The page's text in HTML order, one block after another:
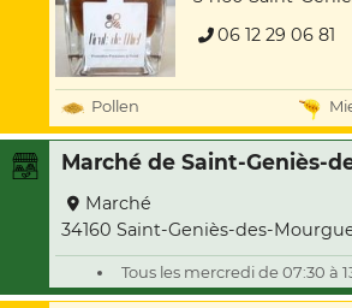
06 12 29 06 81
Pollen
Marché de Saint-Geniès-
Marché
34160 Saint-Geniès-des-
Tous les mercredi de 07:30 à